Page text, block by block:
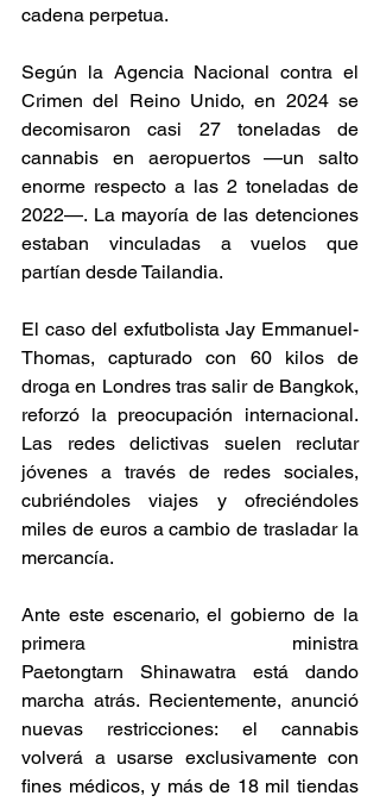
cadena perpetua.
Según la Agencia Nacional contra el
Crimen del Reino Unido, en 2024 se
decomisaron casi 27 toneladas de
cannabis en aeropuertos —un salto
enorme respecto a las 2 toneladas de
2022—. La mayoría de las detenciones
estaban vinculadas a vuelos que
partían desde Tailandia.
El caso del exfutbolista Jay Emmanuel-
Thomas, capturado con 60 kilos de
droga en Londres tras salir de Bangkok,
reforzó la preocupación internacional.
Las redes delictivas suelen reclutar
jóvenes a través de redes sociales,
cubriéndoles viajes y ofreciéndoles
miles de euros a cambio de trasladar la
mercancía.
Ante este escenario, el gobierno de la
primera ministra
Paetongtarn Shinawatra está dando
marcha atrás. Recientemente, anunció
nuevas restricciones: el cannabis
volverá a usarse exclusivamente con
fines médicos, y más de 18 mil tiendas